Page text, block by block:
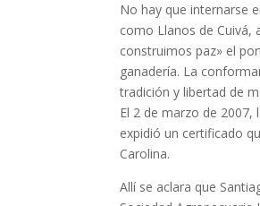
No hay que internarse
como Llanos de Cuivá,
construimos paz» el
ganadería. La
tradición y libertad de
El 2 de marzo de 2007,
expidió un certificado
Carolina.
Allí se aclara que